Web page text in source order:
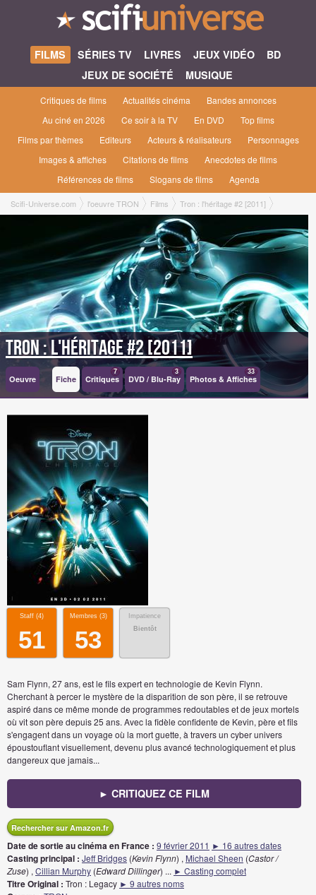
FILMS SÉRIES TV LIVRES JEUX VIDÉO
BD
JEUX DE SOCIÉTÉ
MUSIQUE
Critiques de films Actualités cinéma
Bandes annonces
Au ciné en 2026
Ce soir à la TV En DVD
Top films
Films par thèmes
Editeurs Acteurs & réalisateurs
Personnages
Images & affiches
Citations de films
Anecdotes de films
Références de films
Slogans de films Agenda
Scifi-Universe.com l'oeuvre TRON Films Tron : l'héritage #2 [2011]
Tron : l'héritage #2 [2011]
Oeuvre Fiche Critiques
7
DVD / Blu-Ray
3
Photos & Affiches
33
Staff (4)
51
Membres (3)
53
Impatience
Bientôt
Sam Flynn, 27 ans, est le fils expert en technologie de Kevin Flynn.
Cherchant à percer le mystère de la disparition de son père, il se retrouve
aspiré dans ce même monde de programmes redoutables et de jeux mortels
où vit son père depuis 25 ans. Avec la fidèle confidente de Kevin, père et fils
s'engagent dans un voyage où la mort guette, à travers un cyber univers
époustouflant visuellement, devenu plus avancé technologiquement et plus
dangereux que jamais...
► CRITIQUEZ CE FILM
Rechercher sur Amazon.fr
Date de sortie au cinéma en France : 9 février 2011 ► 16 autres dates
Casting principal : Jeff Bridges (Kevin Flynn) , Michael Sheen (Castor /
Zuse) , Cillian Murphy (Edward Dillinger) ... ► Casting complet
Titre Original : Tron : Legacy ► 9 autres noms